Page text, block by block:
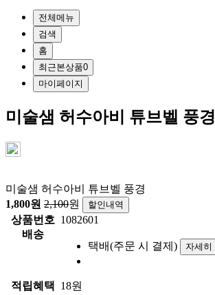
전체메뉴
검색
홈
최근본상품0
마이페이지
미술샘 허수아비 튜브벨 풍경
미술샘 허수아비 튜브벨 풍경
1,800원 2,100원 할인내역
상품번호 1082601
배송
택배(주문 시 결제)
자세히
적립혜택 18원